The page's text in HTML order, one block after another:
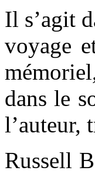
Il s’agit
voyage
dans le
l’auteur,
Russell